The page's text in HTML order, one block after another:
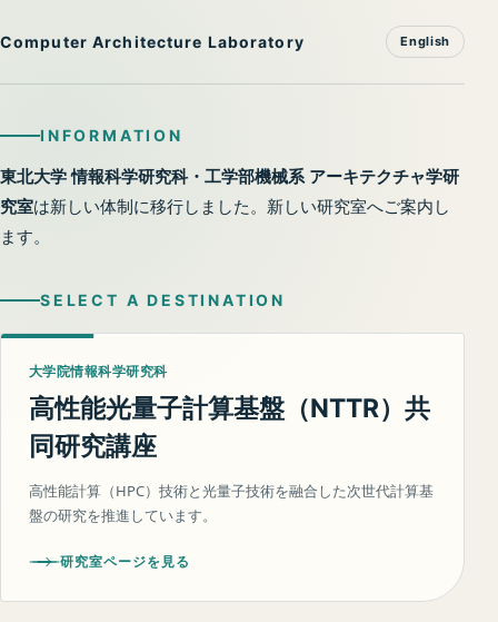
Computer Architecture Laboratory English
INFORMATION
東北大学 情報科学研究科・工学部機械系 アーキテクチャ学研
究室は新しい体制に移行しました。新しい研究室へご案内し
ます。
SELECT A DESTINATION
大学院情報科学研究科
高性能光量子計算基盤（NTTR）共
同研究講座
高性能計算（HPC）技術と光量子技術を融合した次世代計算基
盤の研究を推進しています。
研究室ページを見る